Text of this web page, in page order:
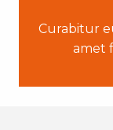
Curabitur
amet